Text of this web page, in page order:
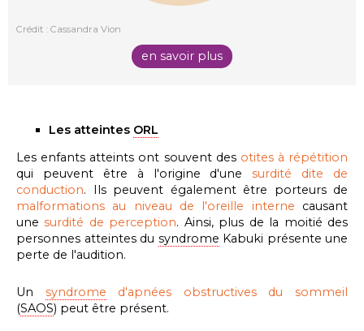
Crédit : Cassandra Vion
en savoir plus
Les atteintes ORL
Les enfants atteints ont souvent des otites à répétition
qui peuvent être à l'origine d'unesurdité dite de
conduction. Ils peuvent également être porteurs de
malformations au niveau de l'oreille interne causant
unesurdité de perception. Ainsi, plus de la moitié des
personnes atteintes du syndrome Kabuki présente une
perte de l'audition.
Un syndrome d'apnées obstructives du sommeil
(SAOS) peut être présent.